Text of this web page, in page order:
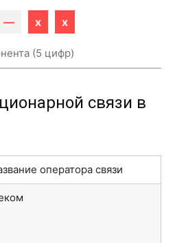
— x x
(5 цифр)
связи в
оператора связи